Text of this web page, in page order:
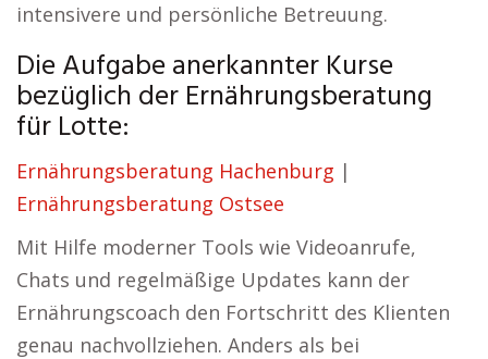
intensivere und persönliche Betreuung.
Die Aufgabe anerkannter Kurse
bezüglich der Ernährungsberatung
für Lotte:
Ernährungsberatung Hachenburg |
Ernährungsberatung Ostsee
Mit Hilfe moderner Tools wie Videoanrufe,
Chats und regelmäßige Updates kann der
Ernährungscoach den Fortschritt des Klienten
genau nachvollziehen. Anders als bei